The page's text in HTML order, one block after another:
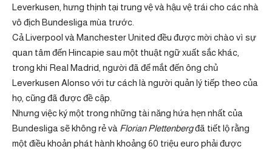
Leverkusen, hưng thịnh tại trung vệ và hậu vệ trái cho các nhà
vô địch Bundesliga mùa trước.
Cả Liverpool và Manchester United đều được mời chào vì sự
quan tâm đến Hincapie sau một thuật ngữ xuất sắc khác,
trong khi Real Madrid, người đã để mắt đến ông chủ
Leverkusen Alonso với tư cách là người quản lý tiếp theo của
họ, cũng đã được đề cập.
Nhưng việc ký một trong những tài năng hứa hẹn nhất của
Bundesliga sẽ không rẻ và Florian Plettenbergđã tiết lộ rằng
một điều khoản phát hành khoảng 60 triệu euro phải được